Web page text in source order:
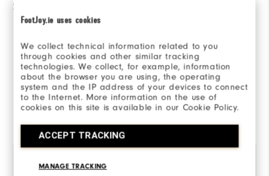
FootJoy.ie uses cookies
We collect technical information related to you
through cookies and other similar tracking
technologies. We collect, for example, information
about the browser you are using, the operating
system and the IP address of your devices to connect
to the Internet. More information on the use of
cookies on this site is available in our Cookie Policy.
ACCEPT TRACKING
MANAGE TRACKING
2 stjärnor
1 stjärna
100%
av alla tillfrågade skulle
rekommendera detta för en
vän.
Recenserad av 1 kunder
View All